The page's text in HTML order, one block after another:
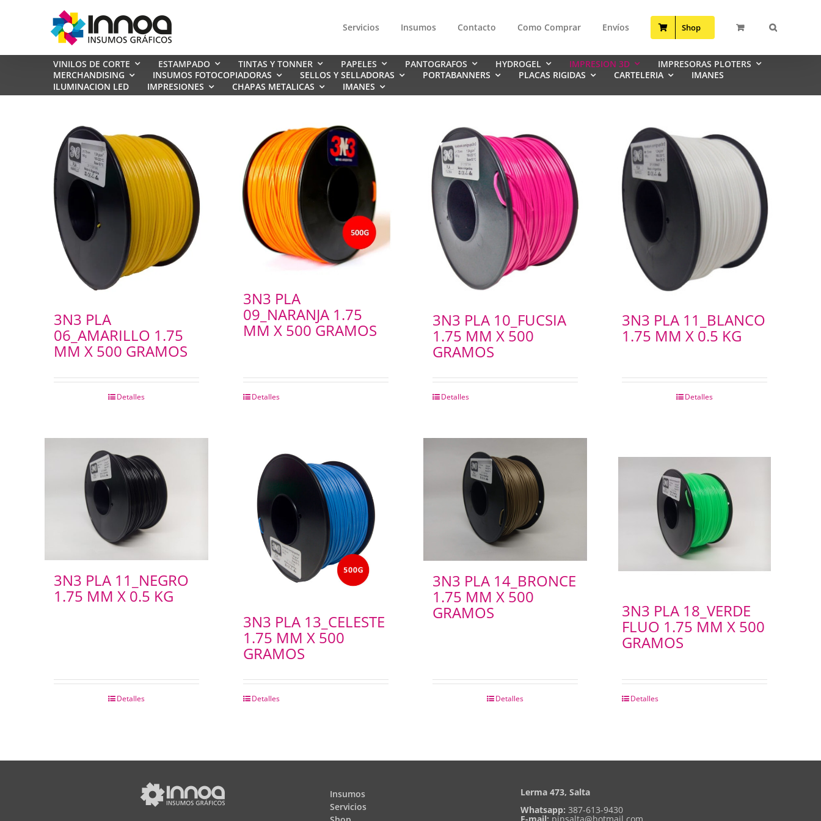
Servicios Insumos Contacto Como Comprar Envíos Shop
VINILOS DE CORTE ESTAMPADO
BUZOS CUELLO REDONDO GORRA 6 GAJOS Algodon Y Poliester
REMERAS DE ALGODON
REMERAS SUBLIMABLES SPUM
REMERAS RANGLAN SPUM
VESTIDOS SPUM
TINTAS Y TONNER PAPELES PANTOGRAFOS HYDROGEL IMPRESION 3D
IMPRESORAS PLOTERS
MERCHANDISING
INSUMOS FOTOCOPIADORAS SELLOS Y SELLADORAS PORTABANNERS PLACAS RIGIDAS CARTELERIA
IMANES
ILUMINACION LED
IMPRESIONES CHAPAS METALICAS IMANES
3N3 PLA
06_AMARILLO 1.75
MM X 500 GRAMOS
Detalles
3N3 PLA
09_NARANJA 1.75
MM X 500 GRAMOS
Detalles
3N3 PLA 10_FUCSIA
1.75 MM X 500
GRAMOS
Detalles
3N3 PLA 11_BLANCO
1.75 MM X 0.5 KG
Detalles
3N3 PLA 11_NEGRO
1.75 MM X 0.5 KG
Detalles
3N3 PLA 13_CELESTE
1.75 MM X 500
GRAMOS
Detalles
3N3 PLA 14_BRONCE
1.75 MM X 500
GRAMOS
Detalles
3N3 PLA 18_VERDE
FLUO 1.75 MM X 500
GRAMOS
Detalles
Insumos
Servicios
Lerma 473, Salta
Whatsapp: 387-613-9430